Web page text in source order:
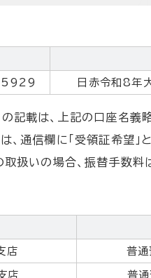
日赤令和8年
記載は、上記の口座名義
通信欄に「受領証希望」
取扱いの場合、振替手数
店 普
店 普